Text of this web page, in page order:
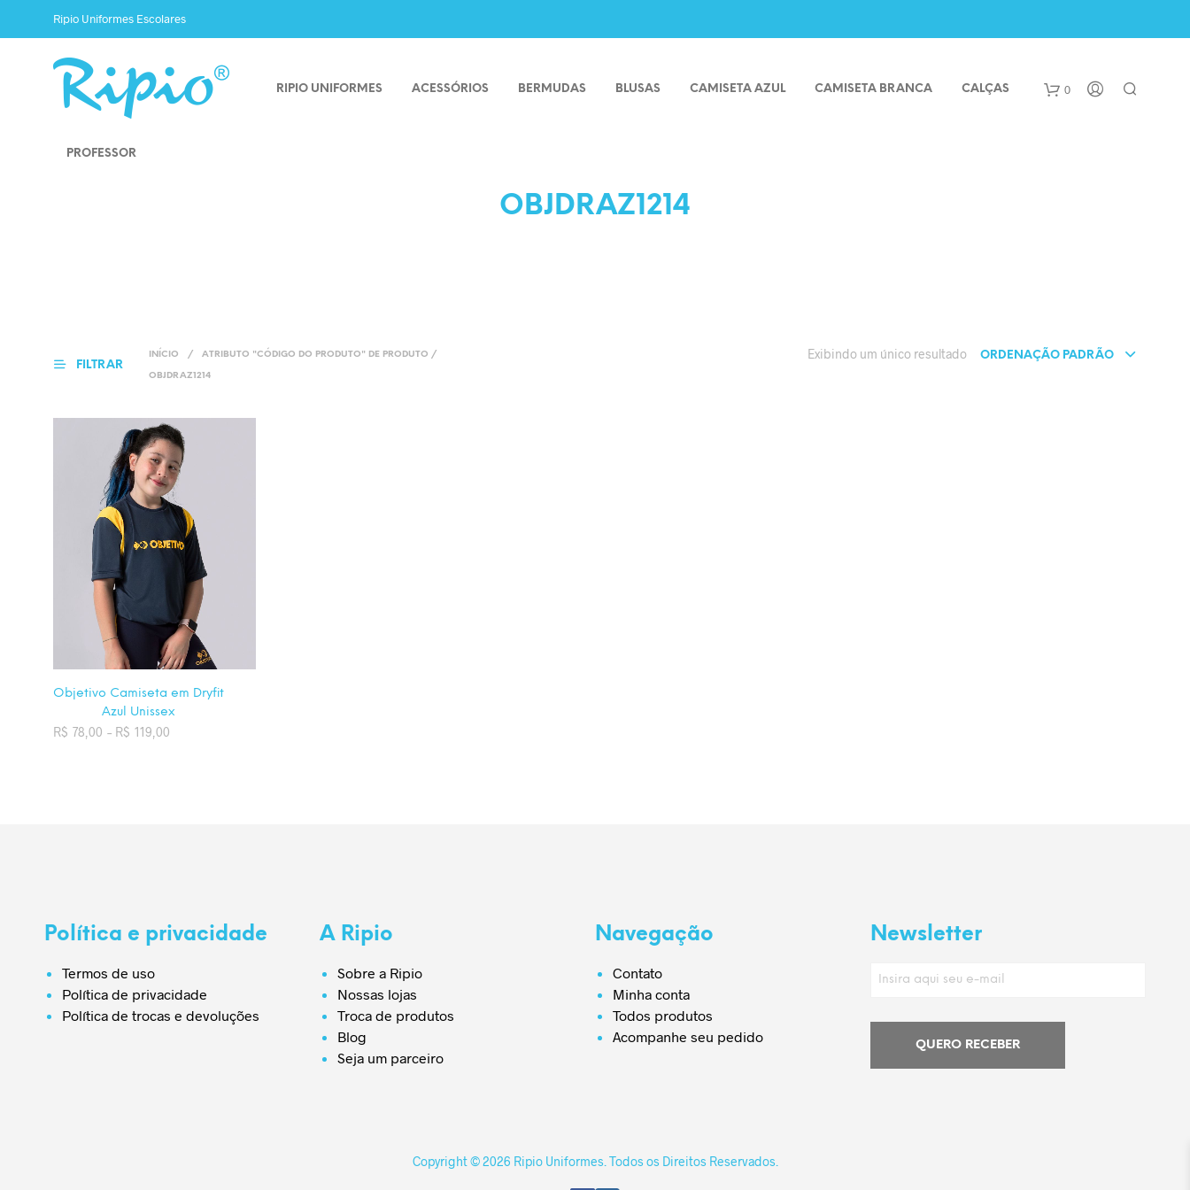
Ripio Uniformes Escolares
0
RIPIO UNIFORMES ACESSÓRIOS BERMUDAS BLUSAS CAMISETA AZUL CAMISETA BRANCA CALÇAS
PROFESSOR
OBJDRAZ1214
FILTRAR
INÍCIO / ATRIBUTO "CÓDIGO DO PRODUTO" DE PRODUTO /
OBJDRAZ1214
ORDENAÇÃO PADRÃO
Exibindo um único resultado
Objetivo Camiseta em Dryfit
Azul Unissex
R$ 78,00 – R$ 119,00
Política e privacidade
Termos de uso
Política de privacidade
Política de trocas e devoluções
A Ripio
Sobre a Ripio
Nossas lojas
Troca de produtos
Blog
Seja um parceiro
Navegação
Contato
Minha conta
Todos produtos
Acompanhe seu pedido
Newsletter
Copyright © 2026 Ripio Uniformes. Todos os Direitos Reservados.